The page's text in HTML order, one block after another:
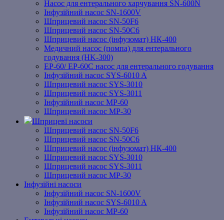
Насос для ентерального харчування SN-600N
Інфузійний насос SN-1600V
Шприцевий насос SN-50F6
Шприцевий насос SN-50C6
Шприцевий насос (інфузомат) НК-400
Медичний насос (помпа) для ентерального
годування (HK-300)
EP-60/ EP-60C насос для ентерального годування
Інфузійний насос SYS-6010 A
Шприцевий насос SYS-3010
Шприцевий насос SYS-3011
Інфузійний насос MP-60
Шприцевий насос MP-30
Шприцеві насоси
Шприцевий насос SN-50F6
Шприцевий насос SN-50C6
Шприцевий насос (інфузомат) НК-400
Шприцевий насос SYS-3010
Шприцевий насос SYS-3011
Шприцевий насос MP-30
Інфузійні насоси
Інфузійний насос SN-1600V
Інфузійний насос SYS-6010 A
Інфузійний насос MP-60